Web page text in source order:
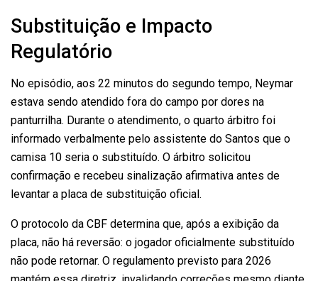
Substituição e Impacto
Regulatório
No episódio, aos 22 minutos do segundo tempo, Neymar
estava sendo atendido fora do campo por dores na
panturrilha. Durante o atendimento, o quarto árbitro foi
informado verbalmente pelo assistente do Santos que o
camisa 10 seria o substituído. O árbitro solicitou
confirmação e recebeu sinalização afirmativa antes de
levantar a placa de substituição oficial.
O protocolo da CBF determina que, após a exibição da
placa, não há reversão: o jogador oficialmente substituído
não pode retornar. O regulamento previsto para 2026